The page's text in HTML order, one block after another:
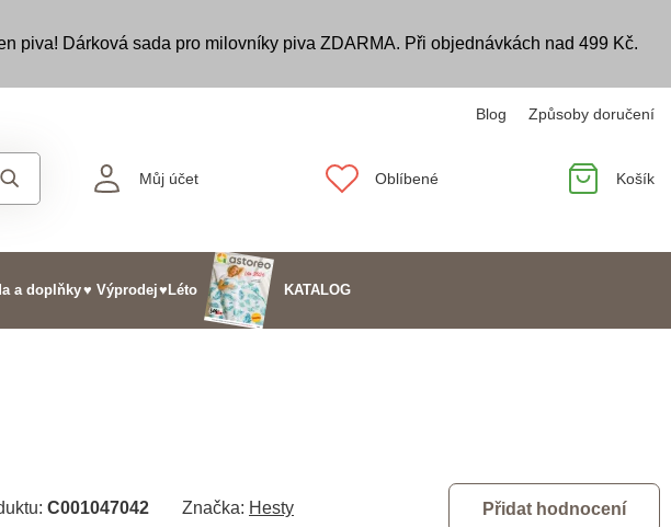
piva! Dárková sada pro milovníky piva ZDARMA. Při objednávkách nad 499 Kč.
Blog Způsoby doručení
Můj účet Oblíbené Košík
a doplňky♥ Výprodej♥Léto KATALOG
C001047042 Značka: Hesty Přidat hodnocení